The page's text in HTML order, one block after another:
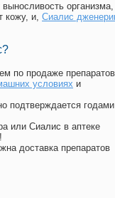
организма,
кожу, и, Сиалис
по продаже препаратов
условиях и
подтверждается годами
или Сиалис в аптеке
доставка препаратов